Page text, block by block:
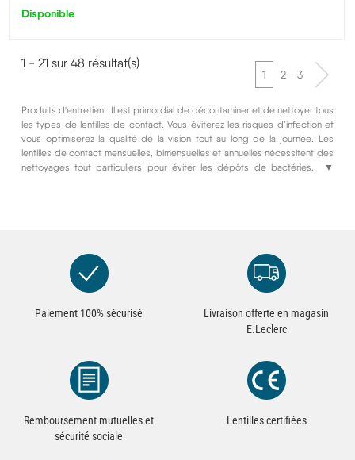
Disponible
1 - 21 sur 48 résultat(s)
1 2 3
▼
Produits d'entretien : Il est primordial de décontaminer et de nettoyer tous
les types de lentilles de contact. Vous éviterez les risques d’infection et
vous optimiserez la qualité de la vision tout au long de la journée. Les
lentilles de contact mensuelles, bimensuelles et annuelles nécessitent des
nettoyages tout particuliers pour éviter les dépôts de bactéries. Les
Paiement 100% sécurisé
Livraison offerte en magasin
E.Leclerc
Remboursement mutuelles et
sécurité sociale
Lentilles certifiées